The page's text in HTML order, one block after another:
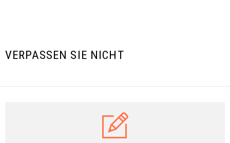
VERPASSEN SIE NICHT